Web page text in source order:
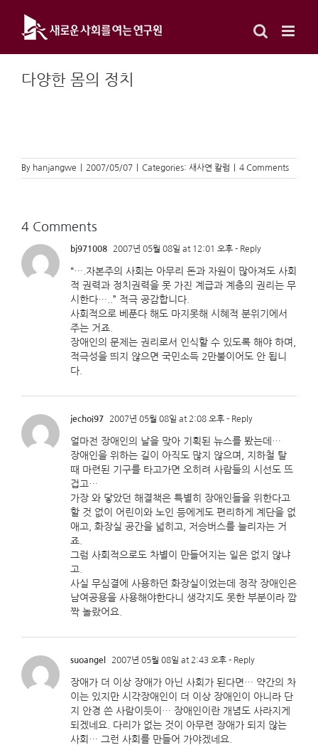
content
다양한 몸의 정치
By hanjangwe 2007/05/07 Categories: 새사연 칼럼 4 Comments
4 Comments
bj971008 2007년 05월 08일 at 12:01 오후 - Reply
“….자본주의 사회는 아무리 돈과 자원이 많아져도 사회
적 권력과 정치권력을 못 가진 계급과 계층의 권리는 무
시한다…..” 적극 공감합니다.
사회적으로 베푼다 해도 마지못해 시혜적 분위기에서
주는 거죠.
장애인의 문제는 권리로서 인식할 수 있도록 해야 하며,
적극성을 띄지 않으면 국민소득 2만불이어도 안 됩니
다.
jechoi97 2007년 05월 08일 at 2:08 오후 - Reply
얼마전 장애인의 날을 맞아 기획된 뉴스를 봤는데…
장애인을 위하는 길이 아직도 많지 않으며, 지하철 탈
때 마련된 기구를 타고가면 오히려 사람들의 시선도 뜨
겁고…
가장 와 닿았던 해결책은 특별히 장애인들을 위한다고
할 것 없이 어린이와 노인 등에게도 편리하게 계단을 없
애고, 화장실 공간을 넓히고, 저승버스를 늘리자는 거
죠.
그럼 사회적으로도 차별이 만들어지는 일은 없지 않냐
고.
사실 무심결에 사용하던 화장실이었는데 정작 장애인은
남여공용을 사용해야한다니 생각지도 못한 부분이라 깜
짝 놀랐어요.
suoangel 2007년 05월 08일 at 2:43 오후 - Reply
장애가 더 이상 장애가 아닌 사회가 된다면… 약간의 차
이는 있지만 시각장애인이 더 이상 장애인이 아니라 단
지 안경 쓴 사람이듯이… 장애인이란 개념도 사라지게
되겠네요. 다리가 없는 것이 아무련 장애가 되지 않는
사회… 그런 사회를 만들어 가야겠네요.